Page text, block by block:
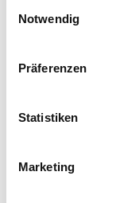
Vollständige
Notwendig
Präferenzen
Statistiken
Marketing